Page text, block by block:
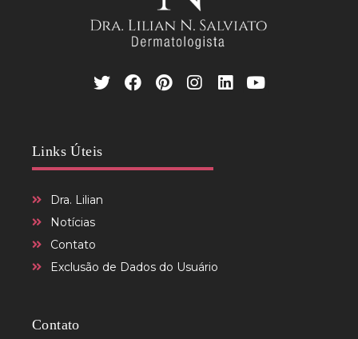
Links Úteis
Dra. Lilian
Notícias
Contato
Exclusão de Dados do Usuário
Contato